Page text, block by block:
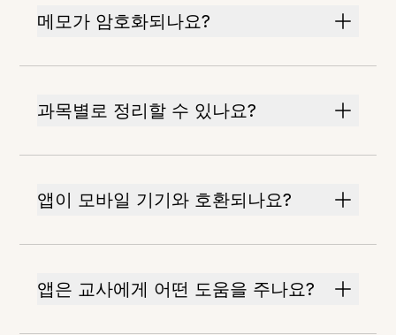
메모가 암호화되나요?
과목별로 정리할 수 있나요?
앱이 모바일 기기와 호환되나요?
앱은 교사에게 어떤 도움을 주나요?